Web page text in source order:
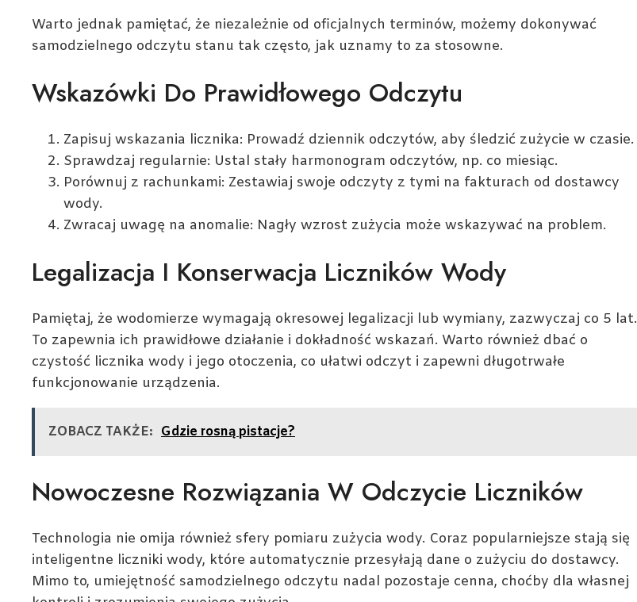
Warto jednak pamiętać, że niezależnie od oficjalnych terminów, możemy dokonywać
samodzielnego odczytu stanu tak często, jak uznamy to za stosowne.
Wskazówki Do Prawidłowego Odczytu
Zapisuj wskazania licznika: Prowadź dziennik odczytów, aby śledzić zużycie w czasie.
Sprawdzaj regularnie: Ustal stały harmonogram odczytów, np. co miesiąc.
Porównuj z rachunkami: Zestawiaj swoje odczyty z tymi na fakturach od dostawcy
wody.
Zwracaj uwagę na anomalie: Nagły wzrost zużycia może wskazywać na problem.
Legalizacja I Konserwacja Liczników Wody
Pamiętaj, że wodomierze wymagają okresowej legalizacji lub wymiany, zazwyczaj co 5 lat.
To zapewnia ich prawidłowe działanie i dokładność wskazań. Warto również dbać o
czystość licznika wody i jego otoczenia, co ułatwi odczyt i zapewni długotrwałe
funkcjonowanie urządzenia.
ZOBACZ TAKŻE: Gdzie rosną pistacje?
Nowoczesne Rozwiązania W Odczycie Liczników
Technologia nie omija również sfery pomiaru zużycia wody. Coraz popularniejsze stają się
inteligentne liczniki wody, które automatycznie przesyłają dane o zużyciu do dostawcy.
Mimo to, umiejętność samodzielnego odczytu nadal pozostaje cenna, choćby dla własnej